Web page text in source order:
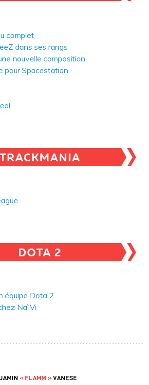
complet
dans ses rangs
nouvelle composition
pour Spacestation
équipe Dota 2
Na`Vi
« FLAMM »VANESE